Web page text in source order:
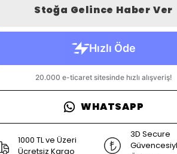
Stoğa Gelince Haber Ver
WHATSAPP
1000 TL ve Üzeri
Ücretsiz Kargo
3D Secure